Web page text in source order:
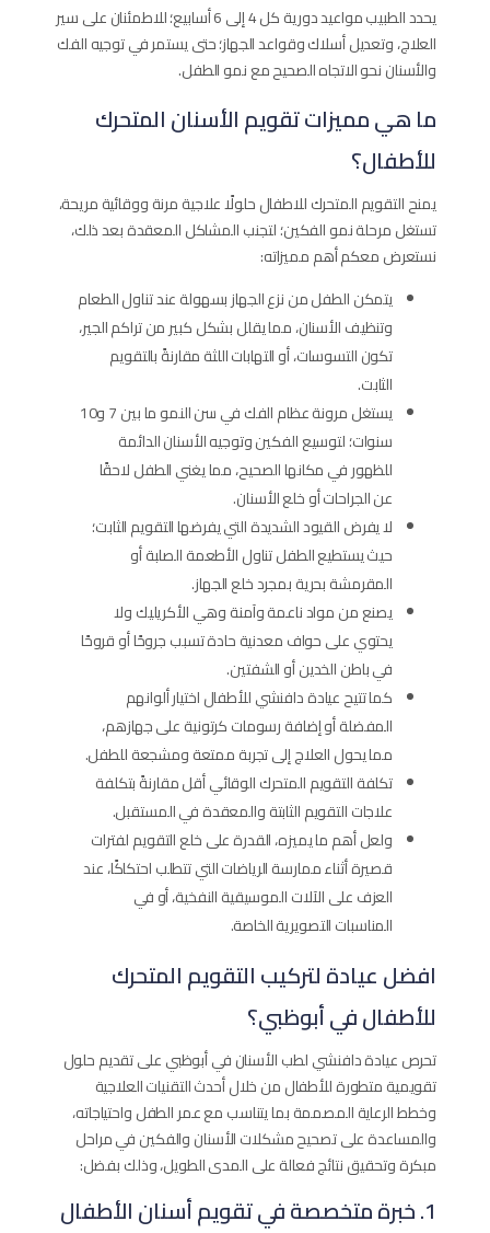
يحدد الطبيب مواعيد دورية كل 4 إلى 6 أسابيع؛ للاطمئنان على سير
العلاج، وتعديل أسلاك وقواعد الجهاز؛ حتى يستمر في توجيه الفك
والأسنان نحو الاتجاه الصحيح مع نمو الطفل.
ما هي مميزات تقويم الأسنان المتحرك
للأطفال؟
يمنح التقويم المتحرك للاطفال حلولًا علاجية مرنة ووقائية مريحة،
تستغل مرحلة نمو الفكين؛ لتجنب المشاكل المعقدة بعد ذلك،
نستعرض معكم أهم مميزاته:
يتمكن الطفل من نزع الجهاز بسهولة عند تناول الطعام
وتنظيف الأسنان، مما يقلل بشكل كبير من تراكم الجير،
تكون التسوسات، أو التهابات اللثة مقارنةً بالتقويم
الثابت.
يستغل مرونة عظام الفك في سن النمو ما بين 7 و10
سنوات؛ لتوسيع الفكين وتوجيه الأسنان الدائمة
للظهور في مكانها الصحيح، مما يغني الطفل لاحقًا
عن الجراحات أو خلع الأسنان.
لا يفرض القيود الشديدة التي يفرضها التقويم الثابت؛
حيث يستطيع الطفل تناول الأطعمة الصلبة أو
المقرمشة بحرية بمجرد خلع الجهاز.
يصنع من مواد ناعمة وآمنة وهي الأكريليك ولا
يحتوي على حواف معدنية حادة تسبب جروحًا أو قروحًا
في باطن الخدين أو الشفتين.
كما تتيح عيادة دافنشي للأطفال اختيار ألوانهم
المفضلة أو إضافة رسومات كرتونية على جهازهم،
مما يحول العلاج إلى تجربة ممتعة ومشجعة للطفل.
تكلفة التقويم المتحرك الوقائي أقل مقارنةً بتكلفة
علاجات التقويم الثابتة والمعقدة في المستقبل.
ولعل أهم ما يميزه، القدرة على خلع التقويم لفترات
قصيرة أثناء ممارسة الرياضات التي تتطلب احتكاكًا، عند
العزف على الآلات الموسيقية النفخية، أو في
المناسبات التصويرية الخاصة.
افضل عيادة لتركيب التقويم المتحرك
للأطفال في أبوظبي؟
تحرص عيادة دافنشي لطب الأسنان في أبوظبي على تقديم حلول
تقويمية متطورة للأطفال من خلال أحدث التقنيات العلاجية
وخطط الرعاية المصممة بما يتناسب مع عمر الطفل واحتياجاته،
والمساعدة على تصحيح مشكلات الأسنان والفكين في مراحل
مبكرة وتحقيق نتائج فعالة على المدى الطويل، وذلك بفضل:
1. خبرة متخصصة في تقويم أسنان الأطفال